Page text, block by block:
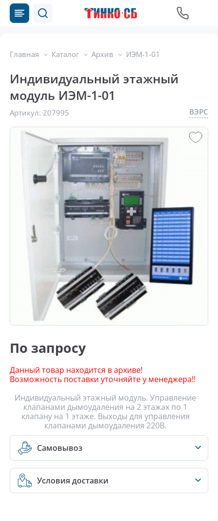
Главная Каталог Архив ИЭМ-1-01
Индивидуальный этажный
модуль ИЭМ-1-01
Артикул: 207995 ВЭРС
По запросу
Данный товар находится в архиве!
Возможность поставки уточняйте у менеджера!!
Индивидуальный этажный модуль. Управление
клапанами дымоудаления на 2 этажах по 1
клапану на 1 этаже. Выходы для управления
клапанами дымоудаления 220В.
Самовывоз
Условия доставки